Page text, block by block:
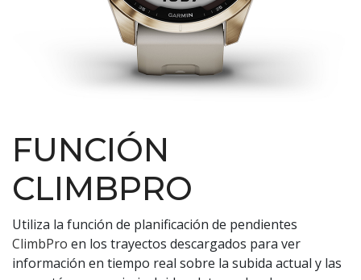
FUNCIÓN
CLIMBPRO
Utiliza la función de planificación de pendientes
ClimbPro en los trayectos descargados para ver
información en tiempo real sobre la subida actual y las